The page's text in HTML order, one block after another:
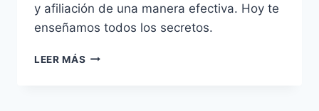
y afiliación de una manera efectiva. Hoy te
enseñamos todos los secretos.
LEER MÁS